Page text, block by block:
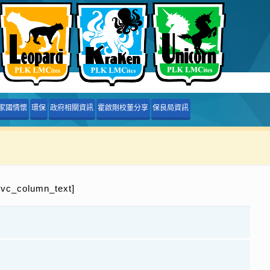
國情懷 環保 政府相關資訊 霍啟剛校董分享 保良局資訊